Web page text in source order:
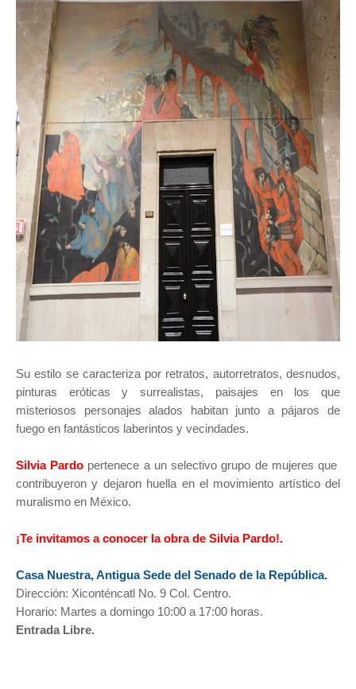
Su estilo se caracteriza por retratos, autorretratos, desnudos,
pinturas eróticas y surrealistas, paisajes en los que
misteriosos personajes alados habitan junto a pájaros de
fuego en fantásticos laberintos y vecindades.
Silvia Pardo pertenece a un selectivo grupo de mujeres que
contribuyeron y dejaron huella en el movimiento artístico del
muralismo en México.
¡Te invitamos a conocer la obra de Silvia Pardo!.
Casa Nuestra, Antigua Sede del Senado de la República.
Dirección: Xiconténcatl No. 9 Col. Centro.
Horario: Martes a domingo 10:00 a 17:00 horas.
Entrada Libre.